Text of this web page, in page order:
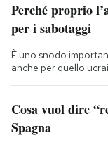
Perché proprio
per i sabotaggi
È uno snodo
anche per quello
Cosa vuol dire
Spagna